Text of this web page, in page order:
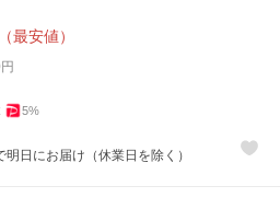
（最安値）
円
5%
日にお届け（休業日を除く）